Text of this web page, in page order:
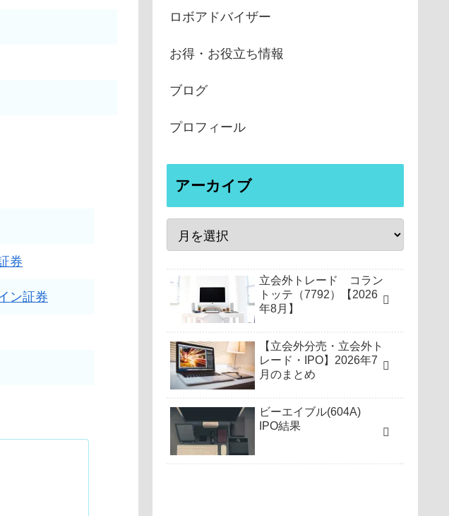
券
ン証券
ロボアドバイザー
お得・お役立ち情報
ブログ
プロフィール
アーカイブ
立会外トレード コラン
トッテ（7792）【2026
年8月】
【立会外分売・立会外ト
レード・IPO】2026年7
月のまとめ
ビーエイブル(604A)
IPO結果